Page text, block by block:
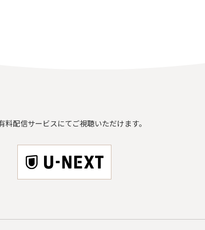
料配信サービスにてご視聴いただけます。